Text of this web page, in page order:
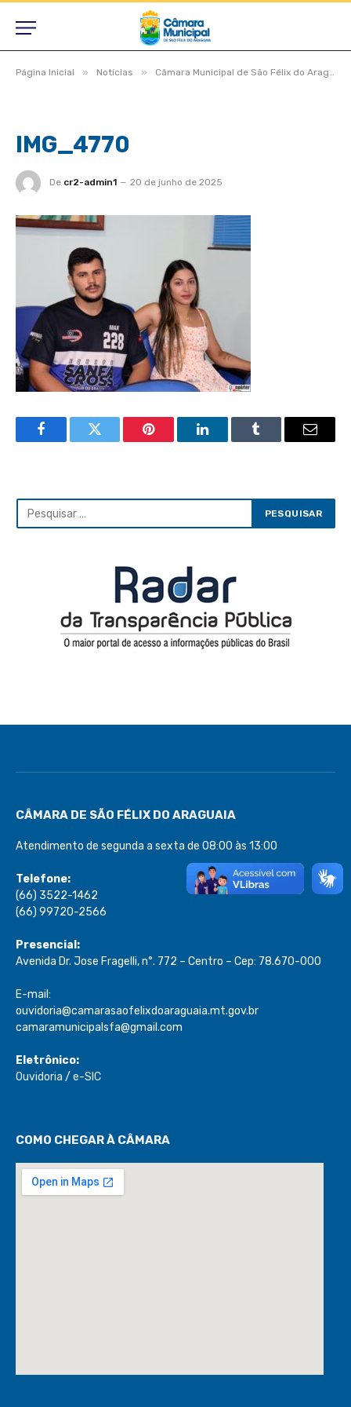
Página Inicial » Notícias » Câmara Municipal de São Félix do Araguaia aprova projetos relevantes e reforça compromisso com a população durante sessão ordinária
IMG_4770
De cr2-admin1 20 de junho de 2025
FacebookTwitter Pinterest LinkedInTumblr Email
CÂMARA DE SÃO FÉLIX DO ARAGUAIA
Atendimento de segunda a sexta de 08:00 às 13:00
Telefone:
(66) 3522-1462
(66) 99720-2566
Presencial:
Avenida Dr. Jose Fragelli, n°. 772 – Centro – Cep: 78.670-000
E-mail:
ouvidoria@camarasaofelixdoaraguaia.mt.gov.br
camaramunicipalsfa@gmail.com
Eletrônico:
Ouvidoria / e-SIC
COMO CHEGAR À CÂMARA